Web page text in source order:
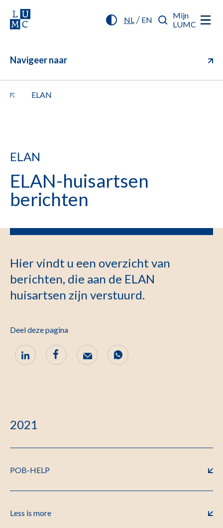
NL/ EN
Mijn
LUMC
Navigeer naar
ELAN
ELAN
ELAN-huisartsen
berichten
Hier vindt u een overzicht van
berichten, die aan de ELAN
huisartsen zijn verstuurd.
Deel deze pagina
2021
POB-HELP
Less is more